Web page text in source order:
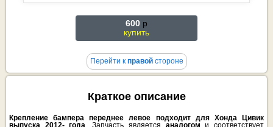
600 p
купить
Перейти к правойстороне
Краткое описание
Крепление бампера переднее левое подходит для Хонда Цивик
выпуска 2012- года. Запчасть является аналогом и соответствует